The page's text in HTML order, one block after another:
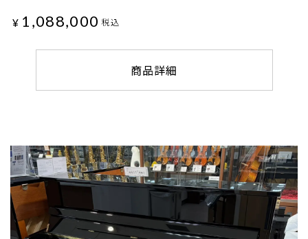
¥ 1,088,000 税込
商品詳細